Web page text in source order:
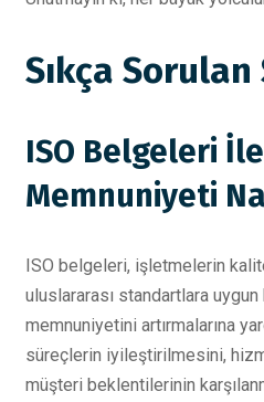
Sıkça
ISO Belgeleri
Memnuniyeti
ISO belgeleri, işletmelerin
uluslararası standartlara
memnuniyetini artırmalarına
süreçlerin iyileştirilmesini,
müşteri beklentilerinin